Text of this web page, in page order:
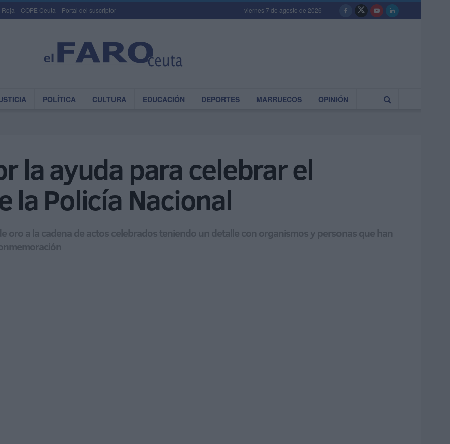
Roja COPE Ceuta Portal del suscriptor viernes 7 de agosto de 2026
POLÍTICA CULTURA EDUCACIÓN DEPORTES MARRUECOS OPINIÓN
la ayuda para celebrar el
la Policía Nacional
oro a la cadena de actos celebrados teniendo un detalle con organismos y personas que han